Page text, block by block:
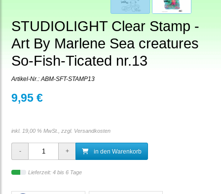
STUDIOLIGHT Clear Stamp -
Art By Marlene Sea creatures
So-Fish-Ticated nr.13
Artikel-Nr.: ABM-SFT-STAMP13
9,95 €
inkl. 19,00 % MwSt., zzgl. Versandkosten
in den Warenkorb
Lieferzeit: 4 bis 6 Tage